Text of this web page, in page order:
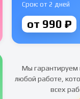
Срок: от 2 дней
от 990 ₽
Мы гарантируем
любой работе,
всех